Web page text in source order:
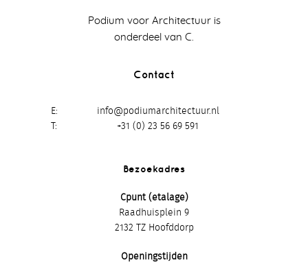
Podium voor Architectuur is
onderdeel van C.
Contact
E
info@podiumarchitectuur.nl
T
+31 (0) 23 56 69 591
Bezoekadres
Cpunt (etalage)
Raadhuisplein 9
2132 TZ Hoofddorp
Openingstijden